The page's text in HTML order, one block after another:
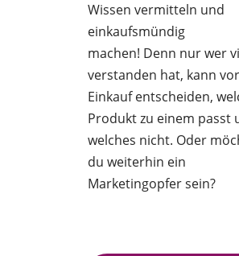
Wissen vermitteln und
einkaufsmündig
machen! Denn nur wer
verstanden hat, kann
Einkauf entscheiden,
Produkt zu einem passt
welches nicht. Oder
du weiterhin ein
Marketingopfer sein?